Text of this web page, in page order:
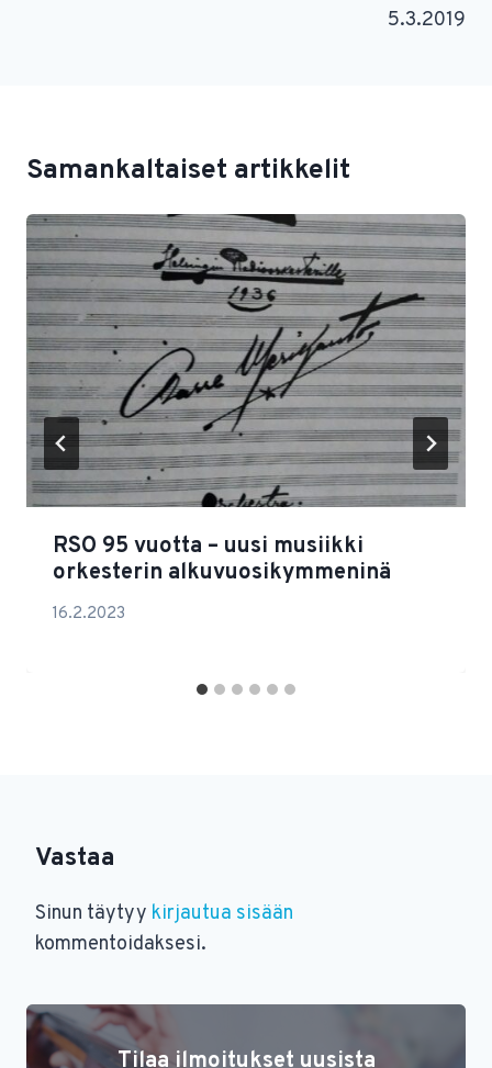
5.3.2019
Samankaltaiset artikkelit
RSO 95 vuotta – uusi musiikki
orkesterin alkuvuosikymmeninä
16.2.2023
Vastaa
Sinun täytyy kirjautua sisään
kommentoidaksesi.
Tilaa ilmoitukset uusista